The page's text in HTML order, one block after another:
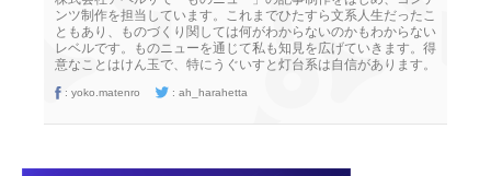
ンツ制作を担当しています。これまでひたすら文系人生だったこ
ともあり、ものづくり関しては何がわからないのかもわからない
レベルです。ものニューを通じて私も知見を広げていきます。得
意なことはけん玉で、特にうぐいすと灯台系は自信があります。
: yoko.matenro : ah_harahetta